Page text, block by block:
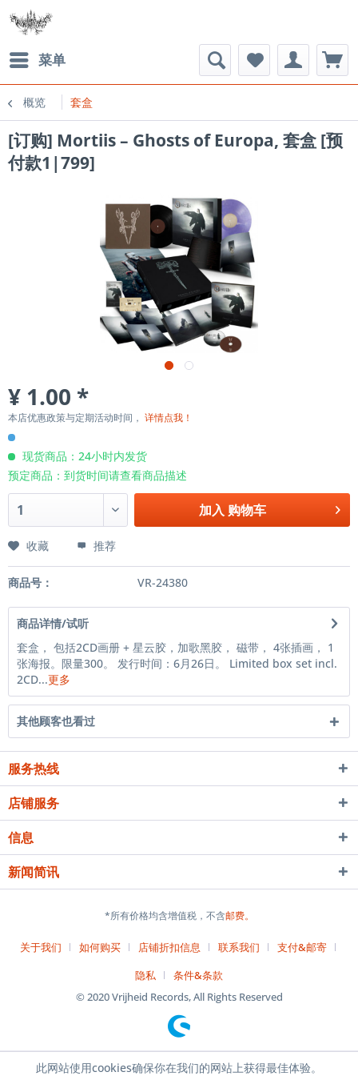
菜单
概览 套盒
[订购] Mortiis – Ghosts of Europa, 套盒 [预
付款1|799]
¥ 1.00 *
本店优惠政策与定期活动时间， 详情点我！
现货商品：24小时内发货
预定商品：到货时间请查看商品描述
加入 购物车
收藏 推荐
商品号： VR-24380
商品详情/试听
套盒， 包括2CD画册 + 星云胶，加歌黑胶， 磁带， 4张插画， 1
张海报。限量300。 发行时间：6月26日。 Limited box set incl.
2CD...更多
其他顾客也看过
服务热线
店铺服务
信息
新闻简讯
*所有价格均含增值税，不含邮费。
关于我们 如何购买 店铺折扣信息 联系我们
支付&邮寄
隐私
条件&条款
© 2020 Vrijheid Records, All Rights Reserved
此网站使用cookies确保你在我们的网站上获得最佳体验。